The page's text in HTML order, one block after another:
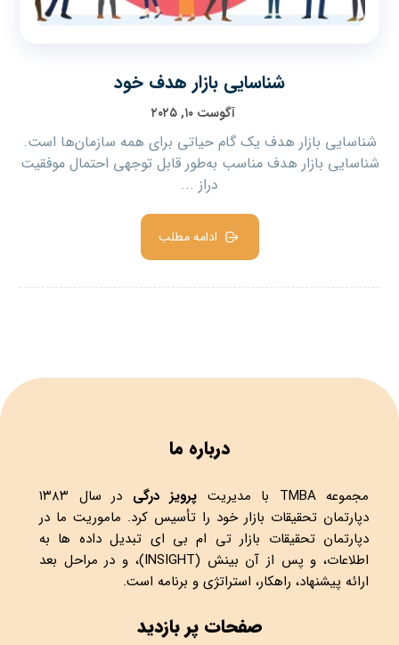
شناسایی بازار هدف خود
آگوست ۱۰, ۲۰۲۵
شناسایی بازار هدف یک گام حیاتی برای همه سازمان‌ها است.
شناسایی بازار هدف مناسب به‌طور قابل توجهی احتمال موفقیت
دراز ...
ادامه مطلب
درباره ما
مجموعهTMBA با مدیریت پرویز درگی
در سال ۱۳۸۳
دپارتمان تحقیقات بازار خود را تأسیس کرد. ماموریت ما در
دپارتمان تحقیقات بازار تی ام بی ای تبدیل داده ها به
اطلاعات، و پس از آن بینش (INSIGHT)، و در مراحل بعد
ارائه پیشنهاد، راهکار، استراتژی و برنامه است.
صفحات پر بازدید